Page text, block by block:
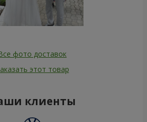
фото доставок
этот товар
клиенты